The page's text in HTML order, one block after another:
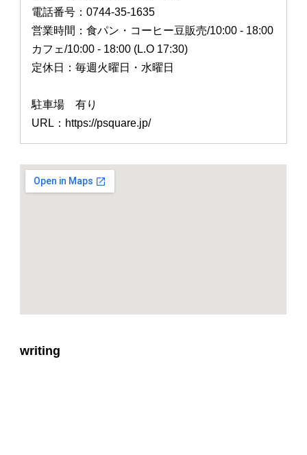
電話番号：0744-35-1635
営業時間：食パン・コーヒー豆販売/10:00 - 18:00
カフェ/10:00 - 18:00 (L.O 17:30)
定休日：毎週火曜日・水曜日
駐車場 有り
URL：https://psquare.jp/
writing